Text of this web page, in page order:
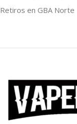
Retiros en GBA Norte